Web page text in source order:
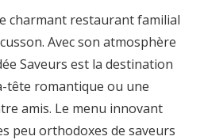
charmant restaurant familial
Avec son atmosphère
Saveurs est la destination
romantique ou une
amis. Le menu innovant
peu orthodoxes de saveurs